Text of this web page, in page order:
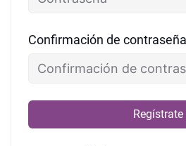
Confirmación de contraseña
Regístrate